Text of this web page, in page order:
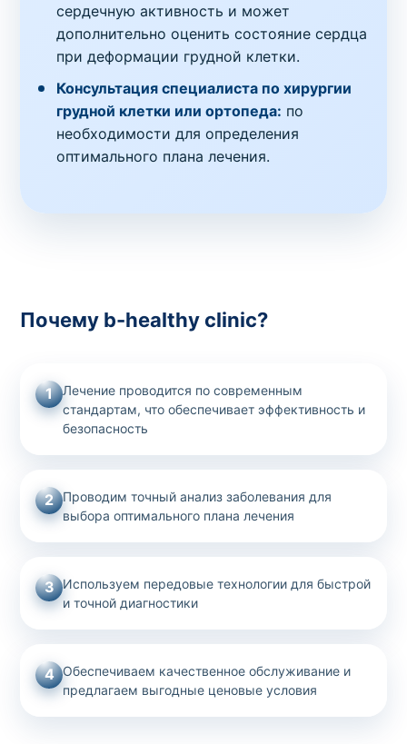
сердечную активность и может
дополнительно оценить состояние сердца
при деформации грудной клетки.
Консультация специалиста по хирургии
грудной клетки или ортопеда: по
необходимости для определения
оптимального плана лечения.
Почему b-healthy clinic?
1
Лечение проводится по современным
стандартам, что обеспечивает эффективность и
безопасность
2
Проводим точный анализ заболевания для
выбора оптимального плана лечения
3 Используем передовые технологии для быстрой
и точной диагностики
4 Обеспечиваем качественное обслуживание и
предлагаем выгодные ценовые условия